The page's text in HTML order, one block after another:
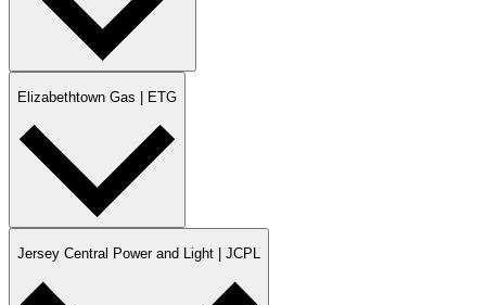
Elizabethtown Gas | ETG​​​​‌ ‍ ​‍​‍‌‍ ‌ ​‍‌‍‍‌‌‍‌ ‌‍‍‌‌‍ ‍​‍​‍​ ‍‍​‍​‍‌ ​ ‌‍​‌‌‍ ‍‌‍‍‌‌ ‌​‌ ‍‌​‍ ‍‌‍‍‌‌‍ ​‍​‍​‍ ​​‍​‍‌‍‍​‌ ​‍‌‍‌‌‌‍‌‍​‍​‍​ ‍‍​‍​‍‌‍‍​‌ ‌​‌ ‌​‌ ​​​ ‍‍​‍ ​‍ ‌‍ ​‌‍ ‌‍​ ‌‍​‌‌‍ ​‌‍‍​‌‍ ‌ ​ ‌ ‌​​ ‍‍​ ​ ​ ​ ​ ​ ​ ​ ​‍ ‌‍‍‌‌‍ ‍‌ ‌​‌‍‌‌‌‍ ‍‌ ‌​​‍ ‌‍‌‌‌‍‌​‌‍‍‌‌ ‌​​‍ ‌‍ ‌‌‍ ‌‍‌​‌‍‌‌​ ‌‌ ​​‌ ​‍‌‍‌‌‌ ​ ‌‍‌‌‌‍ ‍‌ ‌​‌‍​‌‌ ‌​‌‍‍‌‌‍ ‌‍ ‍​ ‍ ‌‍‍‌‌‍‌​​ ‌‌‍‌​‌‍​‌​ ​​​ ​ ‌‍​ ​ ‍​​ ‌‌‌‍​‍​‍ ‌‌‍‌‍‌‍‌​‌‍​‌​ ​‌​‍ ‌​ ‌​​ ​​‌‍‌‍​ ​‌​‍ ‌​ ‍‌​ ‍‌‌‍‌‍​ ​ ​‍ ‌​ ‌‍​ ‌‌‌‍​‍​ ‍‌‌‍‌​‌‍‌‍‌‍​‍​ ‍​​ ‍​​ ‌‍‌‍​‌​ ‌ ​ ‍ ‌ ‌​‌ ‍‌‌ ​​‌‍‌‌​ ‌‌ ​‍‌‍‌‌‌ ​​‌‍ ‌ ​‍‌ ‌​​ ‍ ‌ ​​‌‍​‌‌ ‌​‌‍‍​​ ‌‌ ‌​‌‍‍‌‌‍ ‌‌‍‌‌‌‌​​‌‍‌‌‌ ​‍‌‍‍‌‌‍ ‌‍‌​‌ ​ ​‍‌‌​ ‌‌‌​​‍‌‌ ‌‍‍ ‌‍‌‌‌ ‍‌​‍‌‌​ ​ ‌​‌​​‍‌‌​ ​ ‌​‌​​‍‌‌​ ​‍​ ​‍​ ​‍​ ‌​​ ​‌​ ‍​‌‍‌​​ ​‍​ ‍​‌‍​ ‌‍‌​​ ​‌‌‍​‌​ ‌‍​‍‌‌​ ​‍​ ​‍​‍‌‌​ ‌‌‌​‌​​‍ ‍‌ ​ ‌‍‌‌‌‍​ ‌ ‌​‌‍‍‌‌‍ ‌‍ ‍‌ ​ ​‍‌‌​ ‌‌‌​​‍‌‌ ‌‍‍ ‌‍‌‌‌ ‍‌​‍‌‌​ ​ ‌​‌​​‍‌‌​ ​ ‌​‌​​‍‌‌​ ​‍​ ​‍‌‍‌‌​ ​‍‌‍‌​‌‍​‌‌‍‌‌​ ​ ​ ‍‌‌‍‌​‌‍​‌​ ​​​ ​‌​ ​‍​‍‌‌​ ​‍​ ​‍​‍‌‌​ ‌‌‌​‌​​‍ ‍‌‍​ ‌‍ ‌‍ ‍‌ ‌​‌‍‌‌‌‍ ‍‌ ‌​​‍‌‌​ ‌‌‌​​‍‌‌ ‌‍‍ ‌‍‌‌‌ ‍‌​‍‌‌​ ​ ‌​‌​​‍‌‌​ ​ ‌​‌​​‍‌‌​ ​‍​ ​‍​ ‍​​ ​‌​ ​ ​ ​‍​ ​ ‌‍‌​​ ‍‌​ ​​​ ‍​​ ​ ​ ​​‌‍​‍​‍‌‌​ ​‍​ ​‍​‍‌‌​ ‌‌‌​‌​​‍ ‍‌‍‍‌‌ ‌​‌‍‌‌‌‍ ‌‌ ​ ​‍‌‌​ ‌‌‌​​‍‌‌ ‌‍‍ ‌‍‌‌‌ ‍‌​‍‌‌​ ​ ‌​‌​​‍‌‌​ ​ ‌​‌​​‍‌‌​ ​‍​ ​‍‌‍‌​​ ​‍‌‍​‌‌‍​‍​ ​​‌‍​‍​ ‍​‌‍​ ‌‍‌‌​ ​​​ ​‌​ ‌‌​‍‌‌​ ​‍​ ​‍​‍‌‌​ ‌‌‌​‌​​‍ ‍‌‍‍​‌‍‌‌‌‍​‌‌‍‌​‌‍‍‌‌‍ ‍‌‍‌ ​ ‌‍​‍‌‍​‌‌ ​ ‌‍‌‌‌‌‌‌‌ ​‍‌‍ ​​ ‌‌‍‍​‌ ‌​‌ ‌​‌ ​​​‍‌‌​ ​ ‌​​‌​‍‌‌​ ​‍‌​‌‍​‍‌‌​ ​‍‌​‌‍‌‍ ​‌‍ ‌‍​ ‌‍​‌‌‍ ​‌‍‍​‌‍ ‌ ​ ‌ ‌​​‍‌‌​ ​ ‌​​‌​ ​ ​ ​ ​ ​ ​ ​ ​‍‌‍‌‍‍‌‌‍‌​​ ‌‌‍‌​‌‍​‌​ ​​​ ​ ‌‍​ ​ ‍​​ ‌‌‌‍​‍​‍ ‌‌‍‌‍‌‍‌​‌‍​‌​ ​‌​‍ ‌​ ‌​​ ​​‌‍‌‍​ ​‌​‍ ‌​ ‍‌​ ‍‌‌‍‌‍​ ​ ​‍ ‌​ ‌‍​ ‌‌‌‍​‍​ ‍‌‌‍‌​‌‍‌‍‌‍​‍​ ‍​​ ‍​​ ‌‍‌‍​‌​ ‌ ​‍‌‍‌ ‌​‌ ‍‌‌ ​​‌‍‌‌​ ‌‌ ​‍‌‍‌‌‌ ​​‌‍ ‌ ​‍‌ ‌​​‍‌‍‌ ​​‌‍​‌‌ ‌​‌‍‍​​ ‌‌ ‌​‌‍‍‌‌‍ ‌‌‍‌‌‌‌​​‌‍‌‌‌ ​‍‌‍‍‌‌‍ ‌‍‌​‌ ​ ​‍‌‌​ ‌‌‌​​‍‌‌ ‌‍‍ ‌‍‌‌‌ ‍‌​‍‌‌​ ​ ‌​‌​​‍‌‌​ ​ ‌​‌​​‍‌‌​ ​‍​ ​‍​ ​‍​ ‌​​ ​‌​ ‍​‌‍‌​​ ​‍​ ‍​‌‍​ ‌‍‌​​ ​‌‌‍​‌​ ‌‍​‍‌‌​ ​‍​ ​‍​‍‌‌​ ‌‌‌​‌​​‍ ‍‌ ​ ‌‍‌‌‌‍​ ‌ ‌​‌‍‍‌‌‍ ‌‍ ‍‌ ​ ​‍‌‌​ ‌‌‌​​‍‌‌ ‌‍‍ ‌‍‌‌‌ ‍‌​‍‌‌​ ​ ‌​‌​​‍‌‌​ ​ ‌​‌​​‍‌‌​ ​‍​ ​‍‌‍‌‌​ ​‍‌‍‌​‌‍​‌‌‍‌‌​ ​ ​ ‍‌‌‍‌​‌‍​‌​ ​​​ ​‌​ ​‍​‍‌‌​ ​‍​ ​‍​‍‌‌​ ‌‌‌​‌​​‍ ‍‌‍​ ‌‍ ‌‍ ‍‌ ‌​‌‍‌‌‌‍ ‍‌ ‌​​‍‌‌​ ‌‌‌​​‍‌‌ ‌‍‍ ‌‍‌‌‌ ‍‌​‍‌‌​ ​ ‌​‌​​‍‌‌​ ​ ‌​‌​​‍‌‌​ ​‍​ ​‍​ ‍​​ ​‌​ ​ ​ ​‍​ ​ ‌‍‌​​ ‍‌​ ​​​ ‍​​ ​ ​ ​​‌‍​‍​‍‌‌​ ​‍​ ​‍​‍‌‌​ ‌‌‌​‌​​‍ ‍‌‍‍‌‌ ‌​‌‍‌‌‌‍ ‌‌ ​ ​‍‌‌​ ‌‌‌​​‍‌‌ ‌‍‍ ‌‍‌‌‌ ‍‌​‍‌‌​ ​ ‌​‌​​‍‌‌​ ​ ‌​‌​​‍‌‌​ ​‍​ ​‍‌‍‌​​ ​‍‌‍​‌‌‍​‍​ ​​‌‍​‍​ ‍​‌‍​ ‌‍‌‌​ ​​​ ​‌​ ‌‌​‍‌‌​ ​‍​ ​‍​‍‌‌​ ‌‌‌​‌​​‍ ‍‌‍‍​‌‍‌‌‌‍​‌‌‍‌​‌‍‍‌‌‍ ‍‌‍‌ ​‍‌‍‌ ​​‌‍‌‌‌ ​‍‌ ​ ‌ ​​‌‍‌‌‌‍​ ‌ ‌​‌‍‍‌‌ ‌‍‌‍‌‌​ ‌‌ ​​‌ ‌‌‌‍​‍‌‍ ​‌‍‍‌‌ ​ ‌‍‍​‌‍‌‌‌‍‌​​‍​‍‌ ‌
Jersey Central Power and Light | JCPL​​​​‌ ‍ ​‍​‍‌‍ ‌ ​‍‌‍‍‌‌‍‌ ‌‍‍‌‌‍ ‍​‍​‍​ ‍‍​‍​‍‌ ​ ‌‍​‌‌‍ ‍‌‍‍‌‌ ‌​‌ ‍‌​‍ ‍‌‍‍‌‌‍ ​‍​‍​‍ ​​‍​‍‌‍‍​‌ ​‍‌‍‌‌‌‍‌‍​‍​‍​ ‍‍​‍​‍‌‍‍​‌ ‌​‌ ‌​‌ ​​​ ‍‍​‍ ​‍ ‌‍ ​‌‍ ‌‍​ ‌‍​‌‌‍ ​‌‍‍​‌‍ ‌ ​ ‌ ‌​​ ‍‍​ ​ ​ ​ ​ ​ ​ ​ ​‍ ‌‍‍‌‌‍ ‍‌ ‌​‌‍‌‌‌‍ ‍‌ ‌​​‍ ‌‍‌‌‌‍‌​‌‍‍‌‌ ‌​​‍ ‌‍ ‌‌‍ ‌‍‌​‌‍‌‌​ ‌‌ ​​‌ ​‍‌‍‌‌‌ ​ ‌‍‌‌‌‍ ‍‌ ‌​‌‍​‌‌ ‌​‌‍‍‌‌‍ ‌‍ ‍​ ‍ ‌‍‍‌‌‍‌​​ ‌‌‍‌​‌‍​‌​ ​​​ ​ ‌‍​ ​ ‍​​ ‌‌‌‍​‍​‍ ‌‌‍‌‍‌‍‌​‌‍​‌​ ​‌​‍ ‌​ ‌​​ ​​‌‍‌‍​ ​‌​‍ ‌​ ‍‌​ ‍‌‌‍‌‍​ ​ ​‍ ‌​ ‌‍​ ‌‌‌‍​‍​ ‍‌‌‍‌​‌‍‌‍‌‍​‍​ ‍​​ ‍​​ ‌‍‌‍​‌​ ‌ ​ ‍ ‌ ‌​‌ ‍‌‌ ​​‌‍‌‌​ ‌‌ ​‍‌‍‌‌‌ ​​‌‍ ‌ ​‍‌ ‌​​ ‍ ‌ ​​‌‍​‌‌ ‌​‌‍‍​​ ‌‌ ‌​‌‍‍‌‌‍ ‌‌‍‌‌‌‌​​‌‍‌‌‌ ​‍‌‍‍‌‌‍ ‌‍‌​‌ ​ ​‍‌‌​ ‌‌‌​​‍‌‌ ‌‍‍ ‌‍‌‌‌ ‍‌​‍‌‌​ ​ ‌​‌​​‍‌‌​ ​ ‌​‌​​‍‌‌​ ​‍​ ​‍​ ​‍​ ‌​​ ​‌​ ‍​‌‍‌​​ ​‍​ ‍​‌‍​ ‌‍‌​​ ​‌‌‍​‌​ ‌‍​‍‌‌​ ​‍​ ​‍​‍‌‌​ ‌‌‌​‌​​‍ ‍‌ ​ ‌‍‌‌‌‍​ ‌ ‌​‌‍‍‌‌‍ ‌‍ ‍‌ ​ ​‍‌‌​ ‌‌‌​​‍‌‌ ‌‍‍ ‌‍‌‌‌ ‍‌​‍‌‌​ ​ ‌​‌​​‍‌‌​ ​ ‌​‌​​‍‌‌​ ​‍​ ​‍‌‍‌‌​ ​‍‌‍‌​‌‍​‌‌‍‌‌​ ​ ​ ‍‌‌‍‌​‌‍​‌​ ​​​ ​‌​ ​‍​‍‌‌​ ​‍​ ​‍​‍‌‌​ ‌‌‌​‌​​‍ ‍‌‍​ ‌‍ ‌‍ ‍‌ ‌​‌‍‌‌‌‍ ‍‌ ‌​​‍‌‌​ ‌‌‌​​‍‌‌ ‌‍‍ ‌‍‌‌‌ ‍‌​‍‌‌​ ​ ‌​‌​​‍‌‌​ ​ ‌​‌​​‍‌‌​ ​‍​ ​‍​ ‍​​ ​‌​ ​ ​ ​‍​ ​ ‌‍‌​​ ‍‌​ ​​​ ‍​​ ​ ​ ​​‌‍​‍​‍‌‌​ ​‍​ ​‍​‍‌‌​ ‌‌‌​‌​​‍ ‍‌‍‍‌‌ ‌​‌‍‌‌‌‍ ‌‌ ​ ​‍‌‌​ ‌‌‌​​‍‌‌ ‌‍‍ ‌‍‌‌‌ ‍‌​‍‌‌​ ​ ‌​‌​​‍‌‌​ ​ ‌​‌​​‍‌‌​ ​‍​ ​‍​ ‌‍‌‍‌​‌‍​‍​ ‌​​ ‌‍‌‍‌​‌‍​ ​ ​​​ ‌‌‌‍​‍‌‍‌‍‌‍‌‍​‍‌‌​ ​‍​ ​‍​‍‌‌​ ‌‌‌​‌​​‍ ‍‌‍‍​‌‍‌‌‌‍​‌‌‍‌​‌‍‍‌‌‍ ‍‌‍‌ ​ ‌‍​‍‌‍​‌‌ ​ ‌‍‌‌‌‌‌‌‌ ​‍‌‍ ​​ ‌‌‍‍​‌ ‌​‌ ‌​‌ ​​​‍‌‌​ ​ ‌​​‌​‍‌‌​ ​‍‌​‌‍​‍‌‌​ ​‍‌​‌‍‌‍ ​‌‍ ‌‍​ ‌‍​‌‌‍ ​‌‍‍​‌‍ ‌ ​ ‌ ‌​​‍‌‌​ ​ ‌​​‌​ ​ ​ ​ ​ ​ ​ ​ ​‍‌‍‌‍‍‌‌‍‌​​ ‌‌‍‌​‌‍​‌​ ​​​ ​ ‌‍​ ​ ‍​​ ‌‌‌‍​‍​‍ ‌‌‍‌‍‌‍‌​‌‍​‌​ ​‌​‍ ‌​ ‌​​ ​​‌‍‌‍​ ​‌​‍ ‌​ ‍‌​ ‍‌‌‍‌‍​ ​ ​‍ ‌​ ‌‍​ ‌‌‌‍​‍​ ‍‌‌‍‌​‌‍‌‍‌‍​‍​ ‍​​ ‍​​ ‌‍‌‍​‌​ ‌ ​‍‌‍‌ ‌​‌ ‍‌‌ ​​‌‍‌‌​ ‌‌ ​‍‌‍‌‌‌ ​​‌‍ ‌ ​‍‌ ‌​​‍‌‍‌ ​​‌‍​‌‌ ‌​‌‍‍​​ ‌‌ ‌​‌‍‍‌‌‍ ‌‌‍‌‌‌‌​​‌‍‌‌‌ ​‍‌‍‍‌‌‍ ‌‍‌​‌ ​ ​‍‌‌​ ‌‌‌​​‍‌‌ ‌‍‍ ‌‍‌‌‌ ‍‌​‍‌‌​ ​ ‌​‌​​‍‌‌​ ​ ‌​‌​​‍‌‌​ ​‍​ ​‍​ ​‍​ ‌​​ ​‌​ ‍​‌‍‌​​ ​‍​ ‍​‌‍​ ‌‍‌​​ ​‌‌‍​‌​ ‌‍​‍‌‌​ ​‍​ ​‍​‍‌‌​ ‌‌‌​‌​​‍ ‍‌ ​ ‌‍‌‌‌‍​ ‌ ‌​‌‍‍‌‌‍ ‌‍ ‍‌ ​ ​‍‌‌​ ‌‌‌​​‍‌‌ ‌‍‍ ‌‍‌‌‌ ‍‌​‍‌‌​ ​ ‌​‌​​‍‌‌​ ​ ‌​‌​​‍‌‌​ ​‍​ ​‍‌‍‌‌​ ​‍‌‍‌​‌‍​‌‌‍‌‌​ ​ ​ ‍‌‌‍‌​‌‍​‌​ ​​​ ​‌​ ​‍​‍‌‌​ ​‍​ ​‍​‍‌‌​ ‌‌‌​‌​​‍ ‍‌‍​ ‌‍ ‌‍ ‍‌ ‌​‌‍‌‌‌‍ ‍‌ ‌​​‍‌‌​ ‌‌‌​​‍‌‌ ‌‍‍ ‌‍‌‌‌ ‍‌​‍‌‌​ ​ ‌​‌​​‍‌‌​ ​ ‌​‌​​‍‌‌​ ​‍​ ​‍​ ‍​​ ​‌​ ​ ​ ​‍​ ​ ‌‍‌​​ ‍‌​ ​​​ ‍​​ ​ ​ ​​‌‍​‍​‍‌‌​ ​‍​ ​‍​‍‌‌​ ‌‌‌​‌​​‍ ‍‌‍‍‌‌ ‌​‌‍‌‌‌‍ ‌‌ ​ ​‍‌‌​ ‌‌‌​​‍‌‌ ‌‍‍ ‌‍‌‌‌ ‍‌​‍‌‌​ ​ ‌​‌​​‍‌‌​ ​ ‌​‌​​‍‌‌​ ​‍​ ​‍​ ‌‍‌‍‌​‌‍​‍​ ‌​​ ‌‍‌‍‌​‌‍​ ​ ​​​ ‌‌‌‍​‍‌‍‌‍‌‍‌‍​‍‌‌​ ​‍​ ​‍​‍‌‌​ ‌‌‌​‌​​‍ ‍‌‍‍​‌‍‌‌‌‍​‌‌‍‌​‌‍‍‌‌‍ ‍‌‍‌ ​‍‌‍‌ ​​‌‍‌‌‌ ​‍‌ ​ ‌ ​​‌‍‌‌‌‍​ ‌ ‌​‌‍‍‌‌ ‌‍‌‍‌‌​ ‌‌ ​​‌ ‌‌‌‍​‍‌‍ ​‌‍‍‌‌ ​ ‌‍‍​‌‍‌‌‌‍‌​​‍​‍‌ ‌